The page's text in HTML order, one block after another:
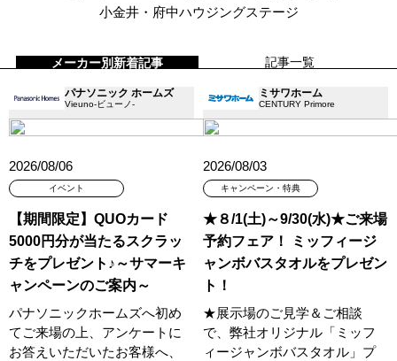
小金井・府中ハウジングステージ
メーカー別新着記事 記事一覧
パナソニック ホームズ
Vieuno-ビューノ-
2026/08/06
イベント
【期間限定】QUOカード
5000円分が当たるスクラッ
チをプレゼント♪～サマーキ
ャンペーンのご案内～
パナソニックホームズへ初め
てご来場の上、アンケートに
お答えいただいたお客様へ、
ミサワホーム
CENTURY Primore
2026/08/03
キャンペーン・特典
★８/1(土)～9/30(水)★ご来場
予約フェア！ ミッフィージ
ャンボバスタオルをプレゼン
ト！
★展示場のご見学＆ご相談
で、弊社オリジナル「ミッフ
ィージャンボバスタオル」プ